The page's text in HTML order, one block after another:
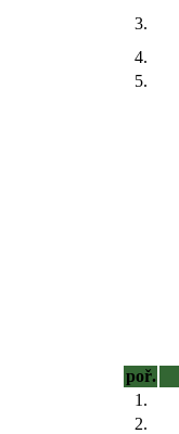
3.
4.
5.
poř.
1.
2.